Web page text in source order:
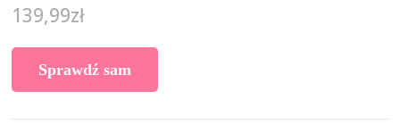
139,99zł
Sprawdź sam